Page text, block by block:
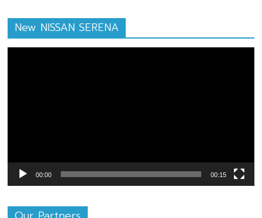
New NISSAN SERENA
00:00 00:15